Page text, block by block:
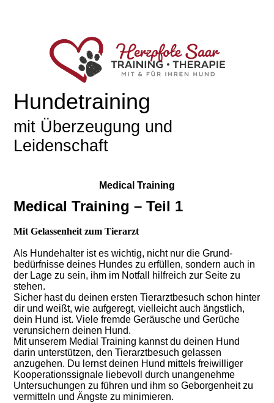
Hundetraining
mit Überzeugung und
Leidenschaft
Medical Training
Medical Training – Teil 1
Mit Gelassenheit zum Tierarzt
Als Hundehalter ist es wichtig, nicht nur die Grund-
bedürfnisse deines Hundes zu erfüllen, sondern auch in
der Lage zu sein, ihm im Notfall hilfreich zur Seite zu
stehen.
Sicher hast du deinen ersten Tierarztbesuch schon hinter
dir und weißt, wie aufgeregt, vielleicht auch ängstlich,
dein Hund ist. Viele fremde Geräusche und Gerüche
verunsichern deinen Hund.
Mit unserem Medial Training kannst du deinen Hund
darin unterstützen, den Tierarztbesuch gelassen
anzugehen. Du lernst deinen Hund mittels freiwilliger
Kooperationssignale liebevoll durch unangenehme
Untersuchungen zu führen und ihm so Geborgenheit zu
vermitteln und Ängste zu minimieren.